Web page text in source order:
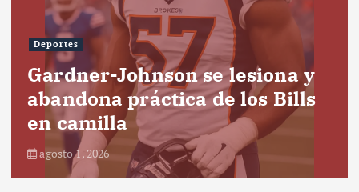
Deportes
Gardner-Johnson se lesiona y
abandona práctica de los Bills
en camilla
agosto 1, 2026